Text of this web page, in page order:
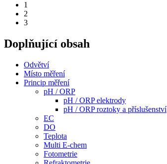
1
2
3
Doplňující obsah
Odvětví
Místo měření
Princip měření
pH / ORP
pH / ORP elektrody
pH / ORP roztoky a příslušenství
EC
DO
Teplota
Multi E-chem
Fotometrie